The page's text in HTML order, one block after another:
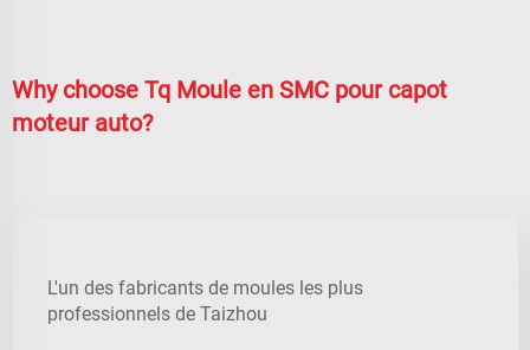
Why choose Tq Moule en SMC pour capot
moteur auto?
L'un des fabricants de moules les plus
professionnels de Taizhou